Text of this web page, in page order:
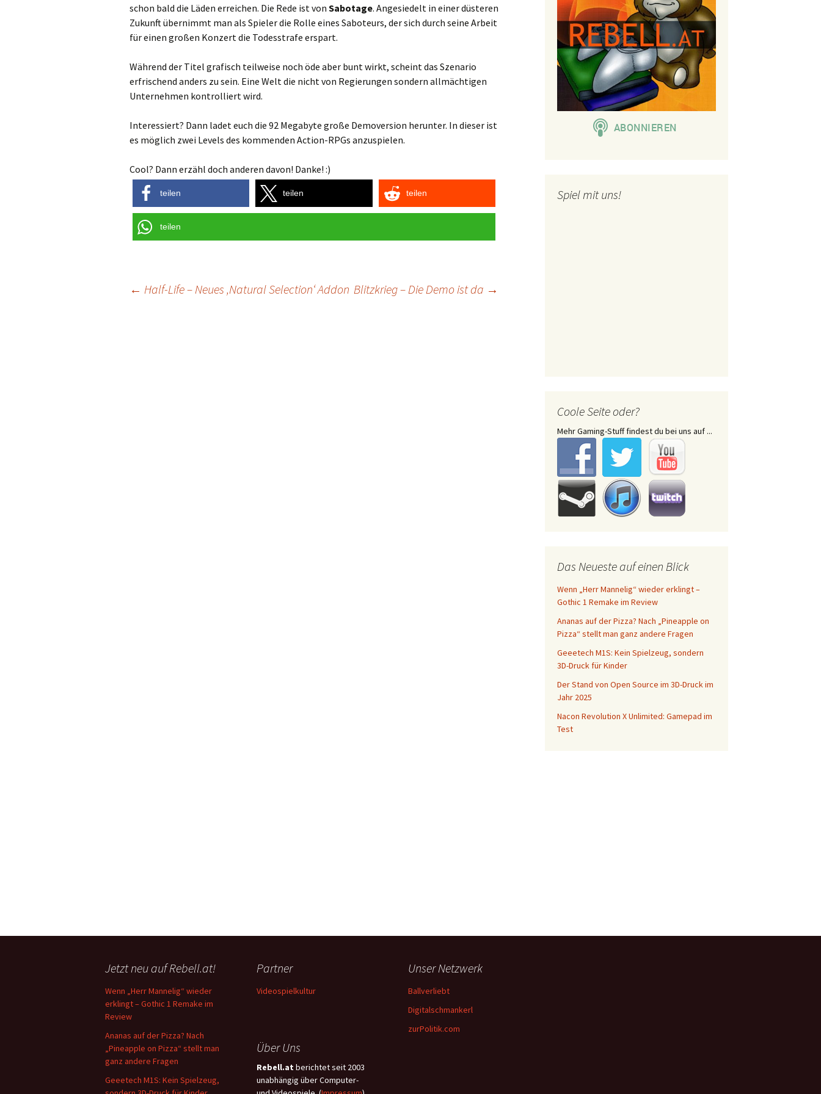
schon bald die Läden erreichen. Die Rede ist von Sabotage. Angesiedelt in einer düsteren
Zukunft übernimmt man als Spieler die Rolle eines Saboteurs, der sich durch seine Arbeit
für einen großen Konzert die Todesstrafe erspart.
Während der Titel grafisch teilweise noch öde aber bunt wirkt, scheint das Szenario
erfrischend anders zu sein. Eine Welt die nicht von Regierungen sondern allmächtigen
Unternehmen kontrolliert wird.
Interessiert? Dann ladet euch die 92 Megabyte große Demoversion herunter. In dieser ist
es möglich zwei Levels des kommenden Action-RPGs anzuspielen.
Cool? Dann erzähl doch anderen davon! Danke! :)
teilen teilen teilen
teilen
← Half-Life – Neues ‚Natural Selection‘ Addon Blitzkrieg – Die Demo ist da →
Spiel mit uns!
Coole Seite oder?
Mehr Gaming-Stuff findest du bei uns auf ...
Das Neueste auf einen Blick
Wenn „Herr Mannelig“ wieder erklingt –
Gothic 1 Remake im Review
Ananas auf der Pizza? Nach „Pineapple on
Pizza“ stellt man ganz andere Fragen
Geeetech M1S: Kein Spielzeug, sondern
3D-Druck für Kinder
Der Stand von Open Source im 3D-Druck im
Jahr 2025
Nacon Revolution X Unlimited: Gamepad im
Test
Jetzt neu auf Rebell.at!
Wenn „Herr Mannelig“ wieder
erklingt – Gothic 1 Remake im
Review
Ananas auf der Pizza? Nach
„Pineapple on Pizza“ stellt man
ganz andere Fragen
Geeetech M1S: Kein Spielzeug,
Partner
Videospielkultur
Unser Netzwerk
Ballverliebt
Digitalschmankerl
zurPolitik.com
Über Uns
Rebell.at berichtet seit 2003
unabhängig über Computer-